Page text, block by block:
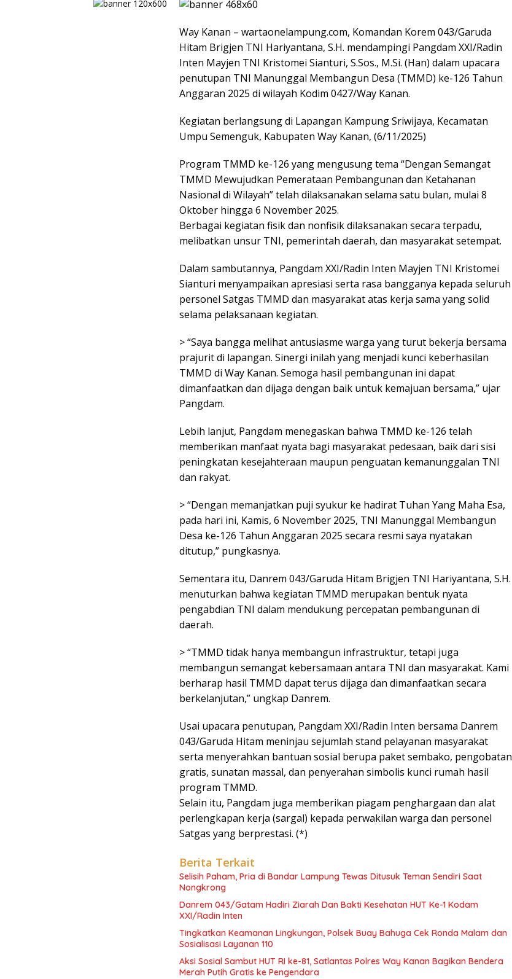
Way Kanan – wartaonelampung.com, Komandan Korem 043/Garuda
Hitam Brigjen TNI Hariyantana, S.H. mendampingi Pangdam XXI/Radin
Inten Mayjen TNI Kristomei Sianturi, S.Sos., M.Si. (Han) dalam upacara
penutupan TNI Manunggal Membangun Desa (TMMD) ke-126 Tahun
Anggaran 2025 di wilayah Kodim 0427/Way Kanan.
Kegiatan berlangsung di Lapangan Kampung Sriwijaya, Kecamatan
Umpu Semenguk, Kabupaten Way Kanan, (6/11/2025)
Program TMMD ke-126 yang mengusung tema “Dengan Semangat
TMMD Mewujudkan Pemerataan Pembangunan dan Ketahanan
Nasional di Wilayah” telah dilaksanakan selama satu bulan, mulai 8
Oktober hingga 6 November 2025.
Berbagai kegiatan fisik dan nonfisik dilaksanakan secara terpadu,
melibatkan unsur TNI, pemerintah daerah, dan masyarakat setempat.
Dalam sambutannya, Pangdam XXI/Radin Inten Mayjen TNI Kristomei
Sianturi menyampaikan apresiasi serta rasa bangganya kepada seluruh
personel Satgas TMMD dan masyarakat atas kerja sama yang solid
selama pelaksanaan kegiatan.
> “Saya bangga melihat antusiasme warga yang turut bekerja bersama
prajurit di lapangan. Sinergi inilah yang menjadi kunci keberhasilan
TMMD di Way Kanan. Semoga hasil pembangunan ini dapat
dimanfaatkan dan dijaga dengan baik untuk kemajuan bersama,” ujar
Pangdam.
Lebih lanjut, Pangdam menegaskan bahwa TMMD ke-126 telah
memberikan manfaat nyata bagi masyarakat pedesaan, baik dari sisi
peningkatan kesejahteraan maupun penguatan kemanunggalan TNI
dan rakyat.
> “Dengan memanjatkan puji syukur ke hadirat Tuhan Yang Maha Esa,
pada hari ini, Kamis, 6 November 2025, TNI Manunggal Membangun
Desa ke-126 Tahun Anggaran 2025 secara resmi saya nyatakan
ditutup,” pungkasnya.
Sementara itu, Danrem 043/Garuda Hitam Brigjen TNI Hariyantana, S.H.
menuturkan bahwa kegiatan TMMD merupakan bentuk nyata
pengabdian TNI dalam mendukung percepatan pembangunan di
daerah.
> “TMMD tidak hanya membangun infrastruktur, tetapi juga
membangun semangat kebersamaan antara TNI dan masyarakat. Kami
berharap hasil TMMD dapat terus dijaga dan dimanfaatkan secara
berkelanjutan,” ungkap Danrem.
Usai upacara penutupan, Pangdam XXI/Radin Inten bersama Danrem
043/Garuda Hitam meninjau sejumlah stand pelayanan masyarakat
serta menyerahkan bantuan sosial berupa paket sembako, pengobatan
gratis, sunatan massal, dan penyerahan simbolis kunci rumah hasil
program TMMD.
Selain itu, Pangdam juga memberikan piagam penghargaan dan alat
perlengkapan kerja (sargal) kepada perwakilan warga dan personel
Satgas yang berprestasi. (*)
Berita Terkait
Selisih Paham, Pria di Bandar Lampung Tewas Ditusuk Teman Sendiri Saat
Nongkrong
Danrem 043/Gatam Hadiri Ziarah Dan Bakti Kesehatan HUT Ke-1 Kodam
XXI/Radin Inten
Tingkatkan Keamanan Lingkungan, Polsek Buay Bahuga Cek Ronda Malam dan
Sosialisasi Layanan 110
Aksi Sosial Sambut HUT RI ke-81, Satlantas Polres Way Kanan Bagikan Bendera
Merah Putih Gratis ke Pengendara